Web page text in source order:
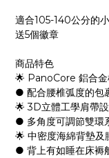
適合105-140公分的
送5個徽章
商品特色
🌟 PanoCore 鋁合
● 配合腰椎弧度的包
🌟 3D立體工學肩帶
● 多角度可調節雙環
🌟 中密度海綿背墊及
● 背上有如睡在床褥